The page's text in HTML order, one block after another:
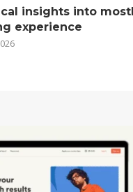
insights into
experience